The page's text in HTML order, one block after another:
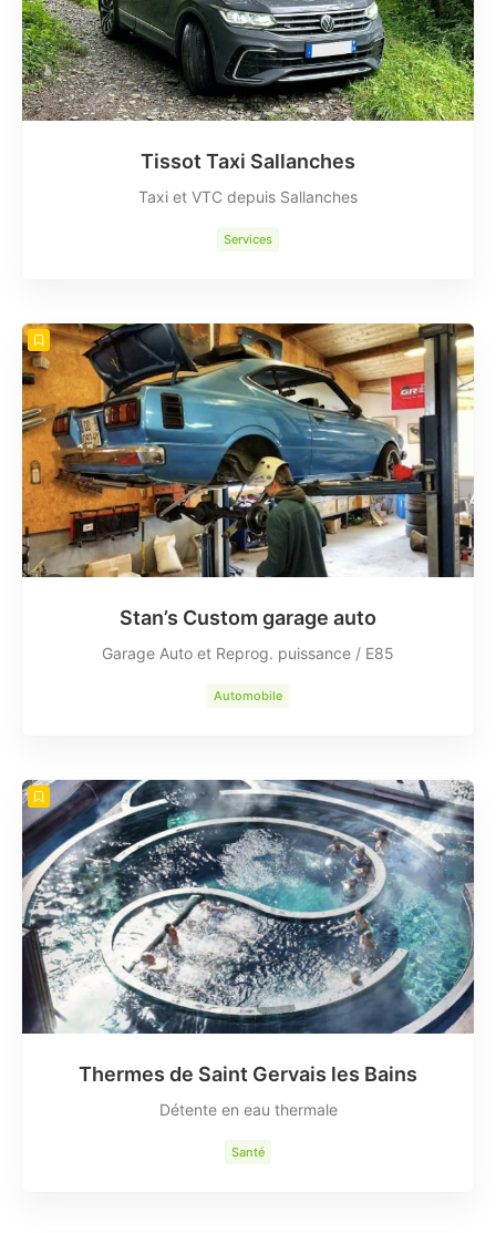
Tissot Taxi Sallanches
Taxi et VTC depuis Sallanches
Services
Stan’s Custom garage auto
Garage Auto et Reprog. puissance / E85
Automobile
Thermes de Saint Gervais les Bains
Détente en eau thermale
Santé